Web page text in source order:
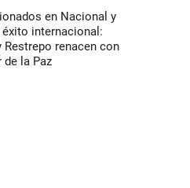
en Nacional y
internacional:
Restrepo renacen con
de la Paz